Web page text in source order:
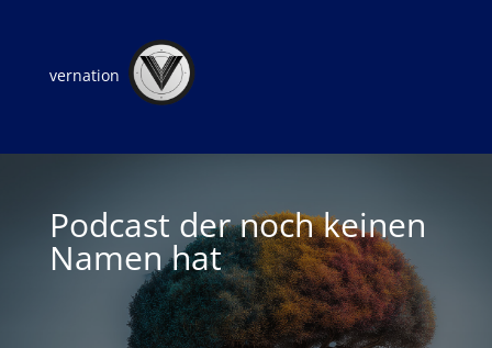
vernation
Podcast der noch keinen
Namen hat